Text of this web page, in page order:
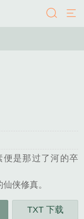
便是那过了河的卒
侠修真。
TXT 下载